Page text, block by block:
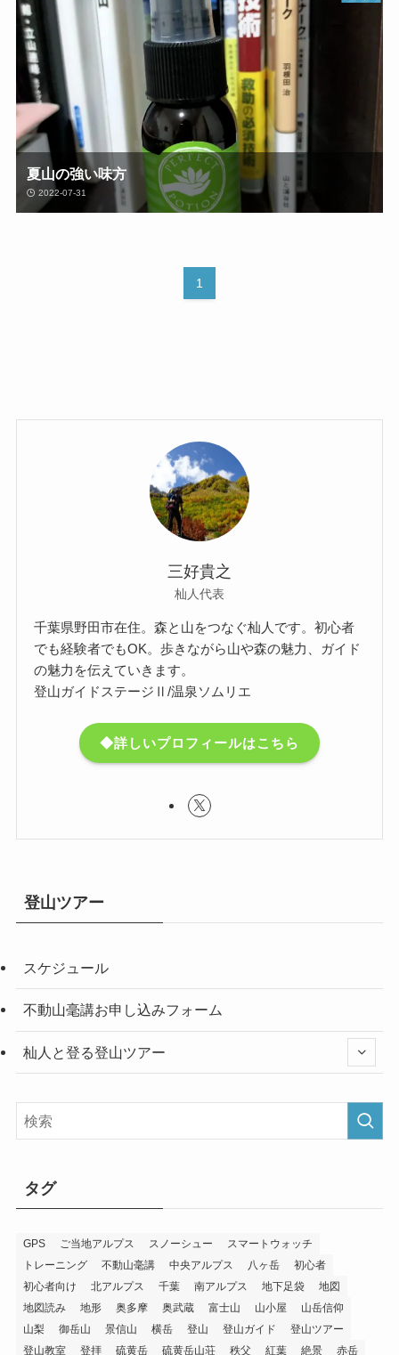
夏山の強い味方
2022-07-31
1
三好貴之
杣人代表
千葉県野田市在住。森と山をつなぐ杣人です。初心者
でも経験者でもOK。歩きながら山や森の魅力、ガイド
の魅力を伝えていきます。
登山ガイドステージⅡ/温泉ソムリエ
◆詳しいプロフィールはこちら
登山ツアー
スケジュール
不動山毫講お申し込みフォーム
杣人と登る登山ツアー
タグ
GPS ご当地アルプス スノーシュー
スマートウォッチ
トレーニング
不動山毫講 中央アルプス 八ヶ岳
初心者
初心者向け
北アルプス 千葉 南アルプス 地下足袋
地図
地図読み
地形 奥多摩 奥武蔵 富士山 山小屋
山岳信仰
山梨
御岳山 景信山 横岳 登山 登山ガイド
登山ツアー
登山教室
登拝 硫黄岳 硫黄岳山荘 秩父 紅葉 絶景 赤岳